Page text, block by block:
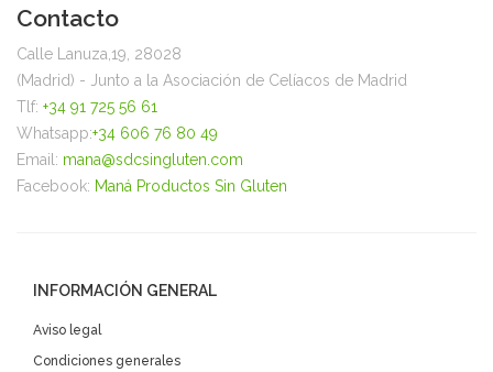
Contacto
Calle Lanuza,19, 28028
(Madrid) - Junto a la Asociación de Celíacos de Madrid
Tlf: +34 91 725 56 61
Whatsapp:+34 606 76 80 49
Email: mana@sdcsingluten.com
Facebook: Maná Productos Sin Gluten
INFORMACIÓN GENERAL
Aviso legal
Condiciones generales